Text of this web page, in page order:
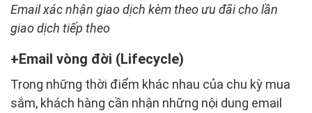
Email xác nhận giao dịch kèm theo ưu đãi cho lần
giao dịch tiếp theo
Email vòng đời (Lifecycle)
Trong những thời điểm khác nhau của chu kỳ mua
sắm, khách hàng cần nhận những nội dung email